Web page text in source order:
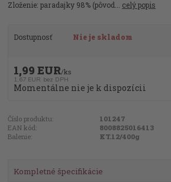
Zloženie: paradajky 98% (pôvod... celý popis
Dostupnosť Nie je skladom
1,99 EUR/ks
1,67 EUR bez DPH
Momentálne nie je k dispozícii
Číslo produktu:
101247
EAN kód:
8008825016413
Balenie:
KT.12/400g
Kompletné špecifikácie